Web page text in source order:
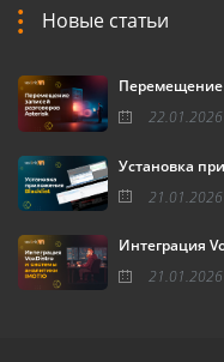
Новые статьи
Перемещение
22.01.2026
Установка
21.01.2026
Интеграция
21.01.2026